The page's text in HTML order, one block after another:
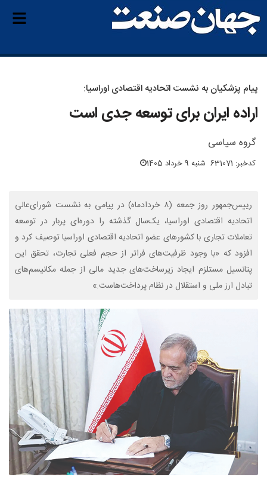
پیام پزشکیان به نشست اتحادیه اقتصادی اوراسیا:
اراده ایران برای توسعه جدی است
گروه سیاسی
کدخبر: 631071 شنبه 9 خرداد 1405
رییس‌جمهور روز جمعه (۸ خردادماه) در پیامی به نشست شورای‌عالی
اتحادیه اقتصادی اوراسیا، یک‌سال گذشته را دوره‌ای پربار در توسعه
تعاملات تجاری با کشورهای عضو اتحادیه اقتصادی اوراسیا توصیف کرد و
افزود که «با وجود ظرفیت‌های فراتر از حجم فعلی تجارت، تحقق این
پتانسیل مستلزم ایجاد زیرساخت‌های جدید مالی از جمله مکانیسم‌های
تبادل ارز ملی و استقلال در نظام پرداخت‌هاست.»